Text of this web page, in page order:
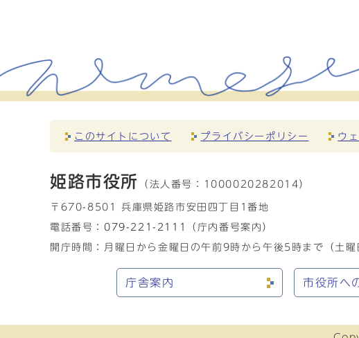
このサイトについて プライバシーポリシー ウ
姫路市役所 （法人番号： 1000020282014）
〒670-8501 兵庫県姫路市安田四丁目1番地
電話番号： 079-221-2111
（庁内番号案内）
開庁時間：月曜日から金曜日の午前9時から午後5時まで（土
庁舎案内 市役所へ